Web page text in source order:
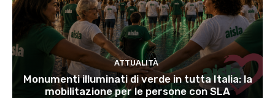
ATTUALITÀ
Monumenti illuminati di verde in tutta Italia: la
mobilitazione per le persone con SLA